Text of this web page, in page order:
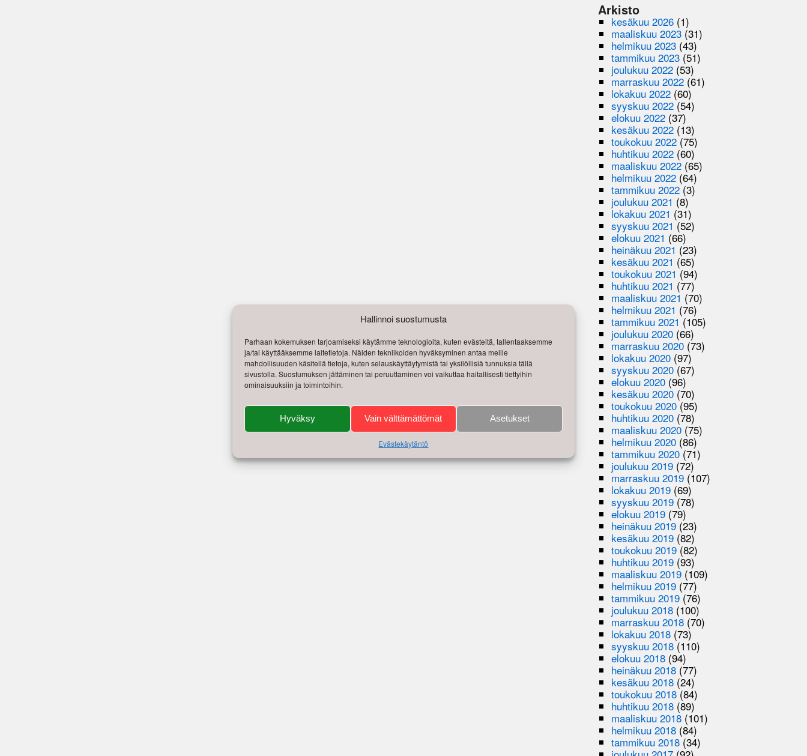
Hallinnoi suostumusta
Parhaan kokemuksen tarjoamiseksi käytämme teknologioita, kuten evästeitä, tallentaaksemme
ja/tai käyttääksemme laitetietoja. Näiden tekniikoiden hyväksyminen antaa meille
mahdollisuuden käsitellä tietoja, kuten selauskäyttäytymistä tai yksilöllisiä tunnuksia tällä
sivustolla. Suostumuksen jättäminen tai peruuttaminen voi vaikuttaa haitallisesti tiettyihin
ominaisuuksiin ja toimintoihin.
Hyväksy Vain välttämättömät Asetukset
Evästekäytäntö
Arkisto
kesäkuu 2026 (1)
maaliskuu 2023 (31)
helmikuu 2023 (43)
tammikuu 2023(51)
joulukuu 2022 (53)
marraskuu 2022 (61)
lokakuu 2022 (60)
syyskuu 2022(54)
elokuu 2022 (37)
kesäkuu 2022 (13)
toukokuu 2022(75)
huhtikuu 2022 (60)
maaliskuu 2022 (65)
helmikuu 2022 (64)
tammikuu 2022(3)
joulukuu 2021 (8)
lokakuu 2021 (31)
syyskuu 2021 (52)
elokuu 2021 (66)
heinäkuu 2021 (23)
kesäkuu 2021 (65)
toukokuu 2021 (94)
huhtikuu 2021 (77)
maaliskuu 2021 (70)
helmikuu 2021 (76)
tammikuu 2021 (105)
joulukuu 2020 (66)
marraskuu 2020 (73)
lokakuu 2020 (97)
syyskuu 2020(67)
elokuu 2020 (96)
kesäkuu 2020 (70)
toukokuu 2020(95)
huhtikuu 2020 (78)
maaliskuu 2020 (75)
helmikuu 2020 (86)
tammikuu 2020(71)
joulukuu 2019 (72)
marraskuu 2019 (107)
lokakuu 2019 (69)
syyskuu 2019(78)
elokuu 2019 (79)
heinäkuu 2019 (23)
kesäkuu 2019 (82)
toukokuu 2019(82)
huhtikuu 2019 (93)
maaliskuu 2019 (109)
helmikuu 2019 (77)
tammikuu 2019(76)
joulukuu 2018 (100)
marraskuu 2018 (70)
lokakuu 2018 (73)
syyskuu 2018(110)
elokuu 2018 (94)
heinäkuu 2018 (77)
kesäkuu 2018 (24)
toukokuu 2018(84)
huhtikuu 2018 (89)
maaliskuu 2018 (101)
helmikuu 2018 (84)
tammikuu 2018(34)